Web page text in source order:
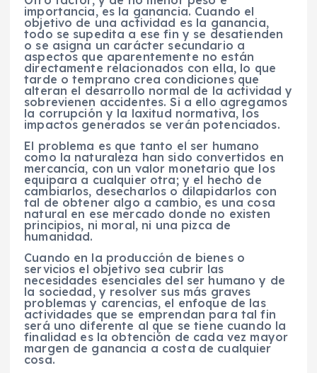
importancia, es la ganancia. Cuando el
objetivo de una actividad es la ganancia,
todo se supedita a ese fin y se desatienden
o se asigna un carácter secundario a
aspectos que aparentemente no están
directamente relacionados con ella, lo que
tarde o temprano crea condiciones que
alteran el desarrollo normal de la actividad y
sobrevienen accidentes. Si a ello agregamos
la corrupción y la laxitud normativa, los
impactos generados se verán potenciados.
El problema es que tanto el ser humano
como la naturaleza han sido convertidos en
mercancía, con un valor monetario que los
equipara a cualquier otra; y el hecho de
cambiarlos, desecharlos o dilapidarlos con
tal de obtener algo a cambio, es una cosa
natural en ese mercado donde no existen
principios, ni moral, ni una pizca de
humanidad.
Cuando en la producción de bienes o
servicios el objetivo sea cubrir las
necesidades esenciales del ser humano y de
la sociedad, y resolver sus más graves
problemas y carencias, el enfoque de las
actividades que se emprendan para tal fin
será uno diferente al que se tiene cuando la
finalidad es la obtención de cada vez mayor
margen de ganancia a costa de cualquier
cosa.